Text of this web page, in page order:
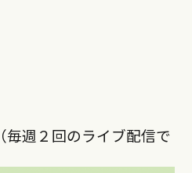
週２回のライブ配信で